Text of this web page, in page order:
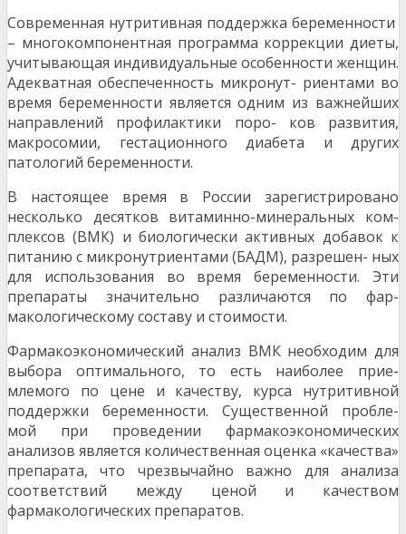
Современная нутритивная поддержка беременности
– многокомпонентная программа коррекции диеты,
учитывающая индивидуальные особенности женщин.
Адекватная обеспеченность микронут- риентами во
время беременности является одним из важнейших
направлений профилактики поро- ков развития,
макросомии, гестационного диабета и других
патологий беременности.
В настоящее время в России зарегистрировано
несколько десятков витаминно-минеральных ком-
плексов (ВМК) и биологически активных добавок к
питанию с микронутриентами (БАДМ), разрешен- ных
для использования во время беременности. Эти
препараты значительно различаются по фар-
макологическому составу и стоимости.
Фармакоэкономический анализ ВМК необходим для
выбора оптимального, то есть наиболее прие-
млемого по цене и качеству, курса нутритивной
поддержки беременности. Существенной пробле-
мой при проведении фармакоэкономических
анализов является количественная оценка «качества»
препарата, что чрезвычайно важно для анализа
соответствий между ценой и качеством
фармакологических препаратов.